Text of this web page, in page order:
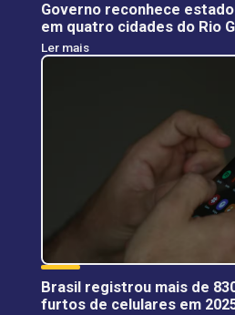
Governo reconhece
em quatro cidades do Rio
Ler mais
Brasil registrou mais de
furtos de celulares em